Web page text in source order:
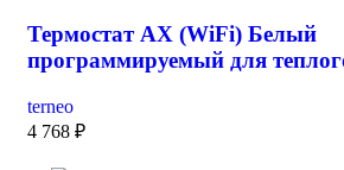
Термостат AX (WiFi) Белый
программируемый для
terneo
4 768 ₽